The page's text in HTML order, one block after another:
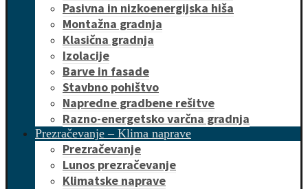
Pasivna in nizkoenergijska hiša
Montažna gradnja
Klasična gradnja
Izolacije
Barve in fasade
Stavbno pohištvo
Napredne gradbene rešitve
Razno-energetsko varčna gradnja
Prezračevanje – Klima naprave
Prezračevanje
Lunos prezračevanje
Klimatske naprave